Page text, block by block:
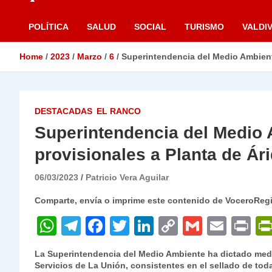
POLÍTICA SALUD SOCIAL TURISMO
Home 2023 Marzo 6 Superintendencia del Medio
DESTACADAS EL RANCO
Superintendencia del Medio
provisionales a Planta de
06/03/2023 Patricio Vera Aguilar
Comparte, envía o imprime este contenido de
W
at
T
el
e
F
a
c
T
w
itt
Li
n
k
C
o
p
G
m
ai
E
m
ai
P
nt
La Superintendencia del Medio Ambiente ha dictado
Servicios de La Unión, consistentes en el sellado de